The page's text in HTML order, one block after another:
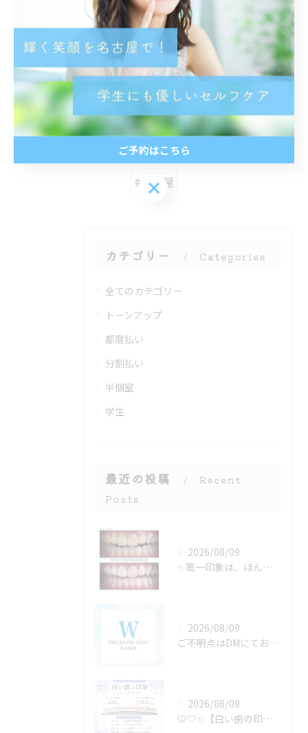
< 前のページ 一覧に戻る 次のページ >
関連タグ
#名古屋
カテゴリー Categories
全てのカテゴリー
トーンアップ
都度払い
分割払い
半個室
学生
最近の投稿
Recent
Posts
2026/08/09
✨第一印象は、ほんの数秒で決まる✨
2026/08/09
ご不明点はDMにてお気軽にお問い合わせください✨🩷
2026/08/09
🦷🤍✨【白い歯の印象、どのくらい違う？】✨🤍🦷
ご予約はこちら
ご予約はこちら